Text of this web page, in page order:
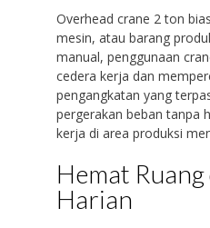
Overhead crane 2 ton
mesin, atau barang
manual, penggunaan
cedera kerja dan
pengangkatan yang
pergerakan beban tanpa
kerja di area produksi
Hemat
Harian